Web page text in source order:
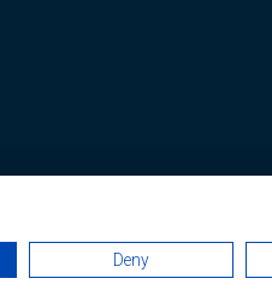
Deny
Sitemap